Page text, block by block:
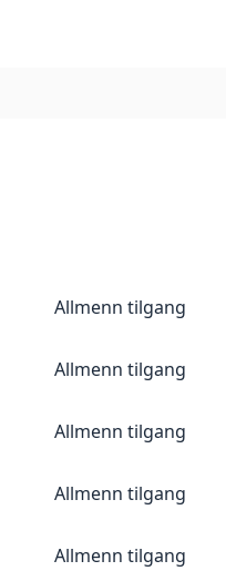
Allmenn tilgang
Allmenn tilgang
Allmenn tilgang
Allmenn tilgang
Allmenn tilgang